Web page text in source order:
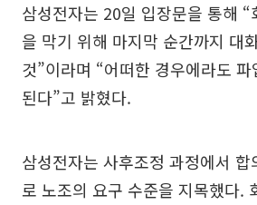
삼성전자는 20일 입장문을 통해
을 막기 위해 마지막 순간까지 대
것”이라며 “어떠한 경우에라도
된다”고 밝혔다.
삼성전자는 사후조정 과정에서
로 노조의 요구 수준을 지목했다.